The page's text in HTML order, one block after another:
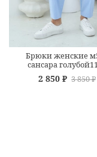
Брюки женские
сансара
2 850 ₽ 3 850 ₽